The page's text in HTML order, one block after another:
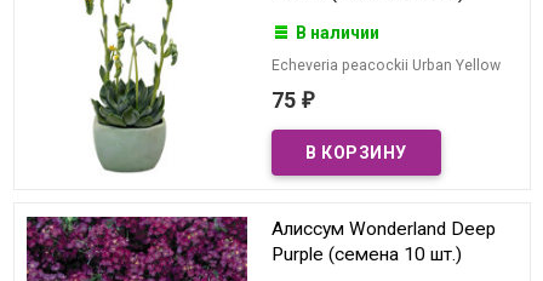
В наличии
Echeveria peacockii Urban Yellow
75 ₽
Алиссум Wonderland Deep
Purple (семена 10 шт.)